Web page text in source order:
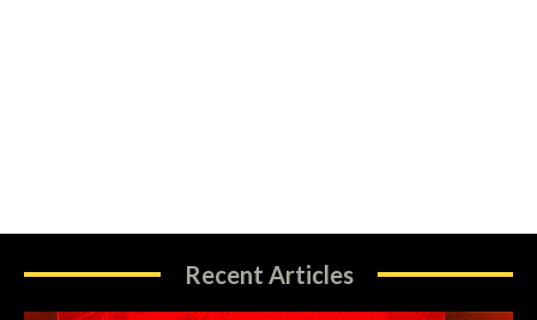
Recent Articles